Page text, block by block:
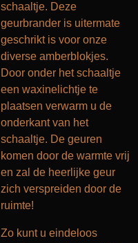
schaaltje. Deze
geurbrander is uitermate
geschrikt is voor onze
diverse amberblokjes.
Door onder het schaaltje
een waxinelichtje te
plaatsen verwarm u de
onderkant van het
schaaltje. De geuren
komen door de warmte vrij
en zal de heerlijke geur
zich verspreiden door de
ruimte!
Zo kunt u eindeloos